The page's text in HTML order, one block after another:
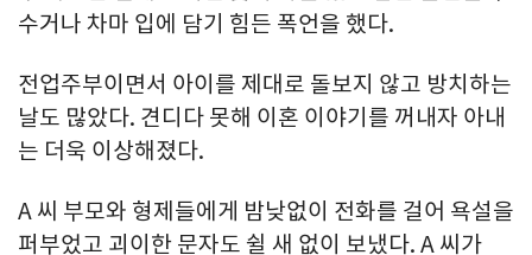
수거나 차마 입에 담기 힘든 폭언을 했다.
전업주부이면서 아이를 제대로 돌보지 않고 방치하는
날도 많았다. 견디다 못해 이혼 이야기를 꺼내자 아내
는 더욱 이상해졌다.
A 씨 부모와 형제들에게 밤낮없이 전화를 걸어 욕설을
퍼부었고 괴이한 문자도 쉴 새 없이 보냈다. A 씨가